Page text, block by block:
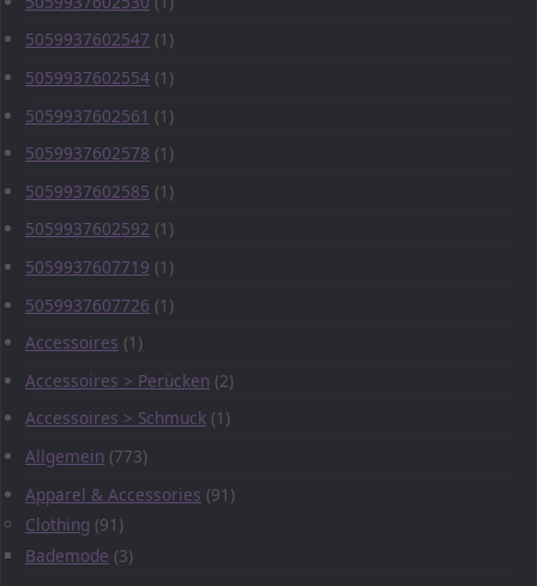
5059937602547 (1)
5059937602554 (1)
5059937602561 (1)
5059937602578 (1)
5059937602585 (1)
5059937602592 (1)
5059937607719 (1)
5059937607726 (1)
Accessoires (1)
Accessoires > Perücken (2)
Accessoires > Schmuck (1)
Allgemein (773)
Apparel & Accessories (91)
Clothing (91)
Bademode (3)